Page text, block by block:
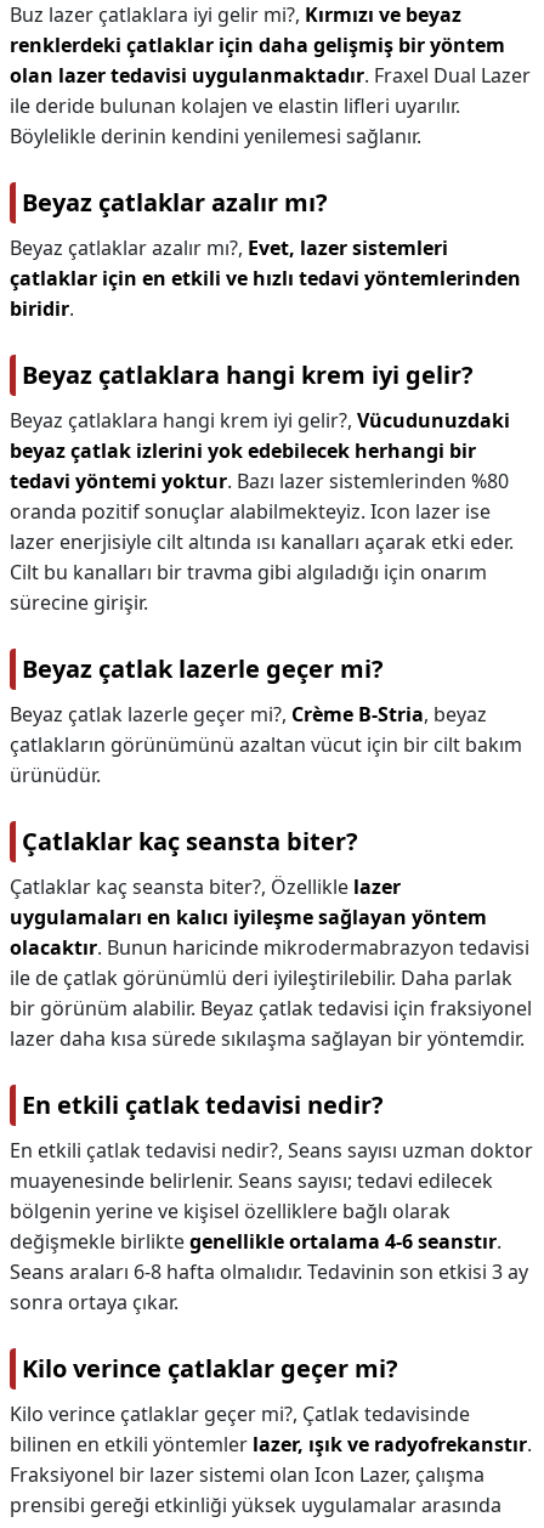
Buz lazer çatlaklara iyi gelir mi?, Kırmızı ve beyaz
renklerdeki çatlaklar için daha gelişmiş bir yöntem
olan lazer tedavisi uygulanmaktadır. Fraxel Dual Lazer
ile deride bulunan kolajen ve elastin lifleri uyarılır.
Böylelikle derinin kendini yenilemesi sağlanır.
Beyaz çatlaklar azalır mı?
Beyaz çatlaklar azalır mı?, Evet, lazer sistemleri
çatlaklar için en etkili ve hızlı tedavi yöntemlerinden
biridir.
Beyaz çatlaklara hangi krem iyi gelir?
Beyaz çatlaklara hangi krem iyi gelir?, Vücudunuzdaki
beyaz çatlak izlerini yok edebilecek herhangi bir
tedavi yöntemi yoktur. Bazı lazer sistemlerinden %80
oranda pozitif sonuçlar alabilmekteyiz. Icon lazer ise
lazer enerjisiyle cilt altında ısı kanalları açarak etki eder.
Cilt bu kanalları bir travma gibi algıladığı için onarım
sürecine girişir.
Beyaz çatlak lazerle geçer mi?
Beyaz çatlak lazerle geçer mi?, Crème B-Stria, beyaz
çatlakların görünümünü azaltan vücut için bir cilt bakım
ürünüdür.
Çatlaklar kaç seansta biter?
Çatlaklar kaç seansta biter?, Özellikle lazer
uygulamaları en kalıcı iyileşme sağlayan yöntem
olacaktır. Bunun haricinde mikrodermabrazyon tedavisi
ile de çatlak görünümlü deri iyileştirilebilir. Daha parlak
bir görünüm alabilir. Beyaz çatlak tedavisi için fraksiyonel
lazer daha kısa sürede sıkılaşma sağlayan bir yöntemdir.
En etkili çatlak tedavisi nedir?
En etkili çatlak tedavisi nedir?, Seans sayısı uzman doktor
muayenesinde belirlenir. Seans sayısı; tedavi edilecek
bölgenin yerine ve kişisel özelliklere bağlı olarak
değişmekle birliktegenellikle ortalama 4-6 seanstır.
Seans araları 6-8 hafta olmalıdır. Tedavinin son etkisi 3 ay
sonra ortaya çıkar.
Kilo verince çatlaklar geçer mi?
Kilo verince çatlaklar geçer mi?, Çatlak tedavisinde
bilinen en etkili yöntemler lazer, ışık ve radyofrekanstır.
Fraksiyonel bir lazer sistemi olan Icon Lazer, çalışma
prensibi gereği etkinliği yüksek uygulamalar arasında